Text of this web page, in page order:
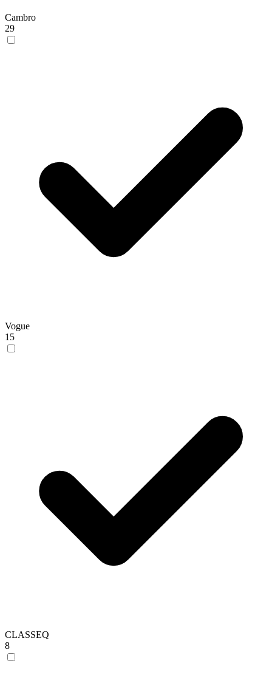
Cambro
29
Vogue
15
CLASSEQ
8